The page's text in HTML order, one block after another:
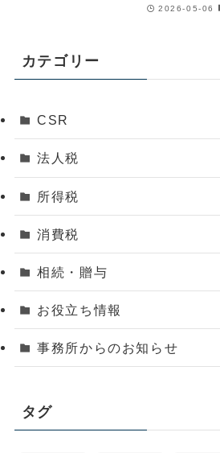
2026-05-06
カテゴリー
CSR
法人税
所得税
消費税
相続・贈与
お役立ち情報
事務所からのお知らせ
タグ